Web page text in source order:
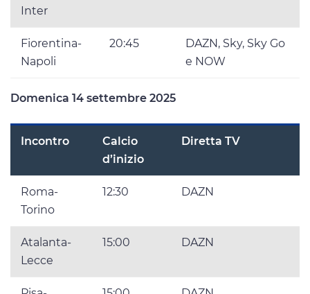
Inter
Fiorentina-
Napoli
20:45
DAZN, Sky, Sky Go
e NOW
Domenica 14 settembre 2025
Incontro
Calcio
d’inizio
Diretta TV
Roma-
Torino
12:30 DAZN
Atalanta-
Lecce
15:00 DAZN